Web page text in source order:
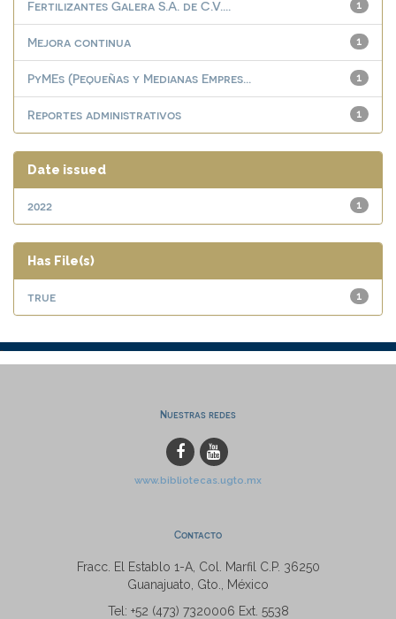
1
Fertilizantes Galera S.A. de C.V....
1
Mejora continua
1
PyMEs (Pequeñas y Medianas Empres...
1
Reportes administrativos
Date issued
1
2022
Has File(s)
1
true
Nuestras redes
www.bibliotecas.ugto.mx
Contacto
Fracc. El Establo 1-A, Col. Marfil C.P. 36250
Guanajuato, Gto., México
Tel: +52 (473) 7320006 Ext. 5538